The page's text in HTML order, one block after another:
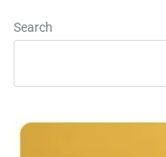
Search